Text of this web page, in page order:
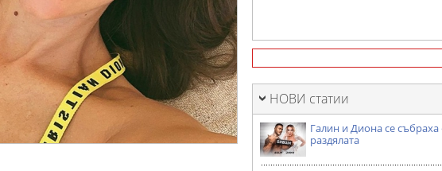
НОВИ статии
Галин и Диона се събраха
раздялата